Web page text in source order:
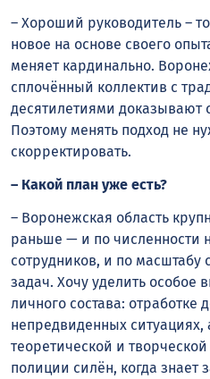
– Хороший руководитель –
новое на основе своего
меняет кардинально.
сплочённый коллектив с
десятилетиями доказывают
Поэтому менять подход не
скорректировать.
– Какой план уже есть?
– Воронежская область
раньше — и по численности
сотрудников, и по масштабу
задач. Хочу уделить особое
личного состава: отработке
непредвиденных ситуациях,
теоретической и
полиции силён, когда знает